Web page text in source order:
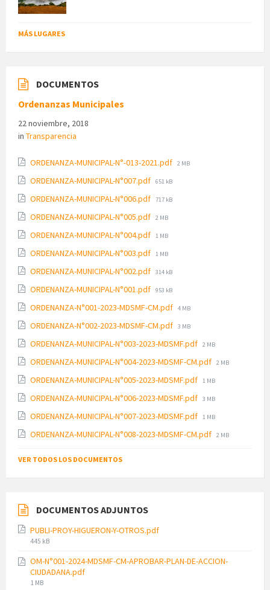
MÁS LUGARES
DOCUMENTOS
Ordenanzas Municipales
22 noviembre, 2018
in Transparencia
ORDENANZA-MUNICIPAL-N°-013-2021.pdf File
2 MB
ORDENANZA-MUNICIPAL-N°007.pdf File
651 kB
ORDENANZA-MUNICIPAL-N°006.pdf File
717 kB
ORDENANZA-MUNICIPAL-N°005.pdf File
2 MB
ORDENANZA-MUNICIPAL-N°004.pdf File
1 MB
ORDENANZA-MUNICIPAL-N°003.pdf File
1 MB
ORDENANZA-MUNICIPAL-N°002.pdf File
314 kB
ORDENANZA-MUNICIPAL-N°001.pdf File
953 kB
ORDENANZA-N°001-2023-MDSMF-CM.pdf File
4 MB
ORDENANZA-N°002-2023-MDSMF-CM.pdf File
3 MB
ORDENANZA-MUNICIPAL-N°003-2023-MDSMF.pdf File
2 MB
ORDENANZA-MUNICIPAL-N°004-2023-MDSMF-CM.pdf File
2 MB
ORDENANZA-MUNICIPAL-N°005-2023-MDSMF.pdf File
1 MB
ORDENANZA-MUNICIPAL-N°006-2023-MDSMF.pdf File
3 MB
ORDENANZA-MUNICIPAL-N°007-2023-MDSMF.pdf File
1 MB
ORDENANZA-MUNICIPAL-N°008-2023-MDSMF-CM.pdf File
2 MB
VER TODOS LOS DOCUMENTOS
DOCUMENTOS ADJUNTOS
PUBLI-PROY-HIGUERON-Y-OTROS.pdf
File
445 kB
OM-N°001-2024-MDSMF-CM-APROBAR-PLAN-DE-ACCION-
CIUDADANA.pdf
File
1 MB